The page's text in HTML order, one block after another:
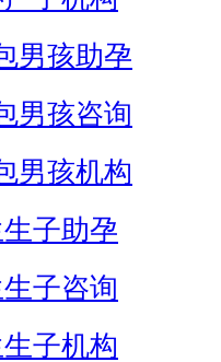
男孩助孕
男孩咨询
男孩机构
子助孕
子咨询
子机构